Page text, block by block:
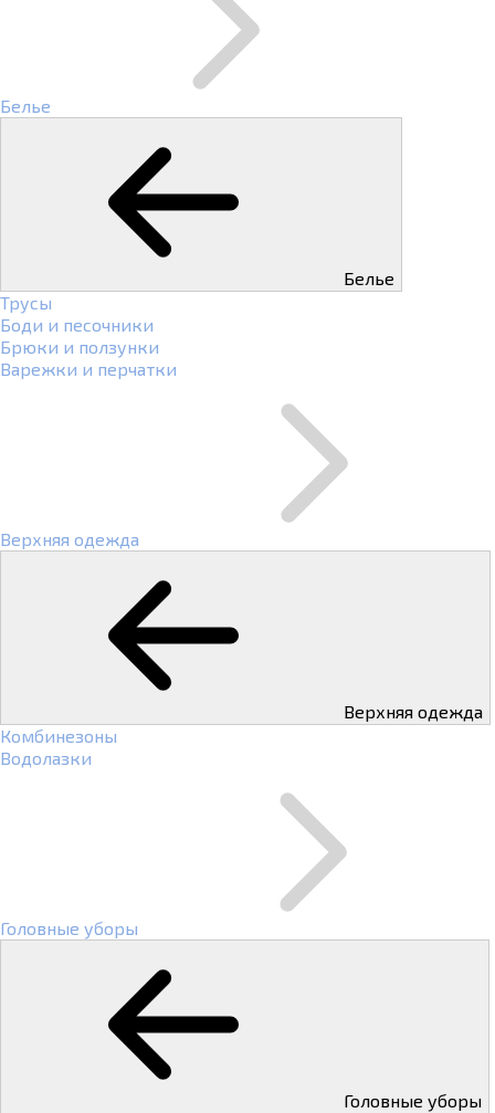
Белье
Белье
Трусы
Боди и песочники
Брюки и ползунки
Варежки и перчатки
Верхняя одежда
Верхняя одежда
Комбинезоны
Водолазки
Головные уборы
Головные уборы